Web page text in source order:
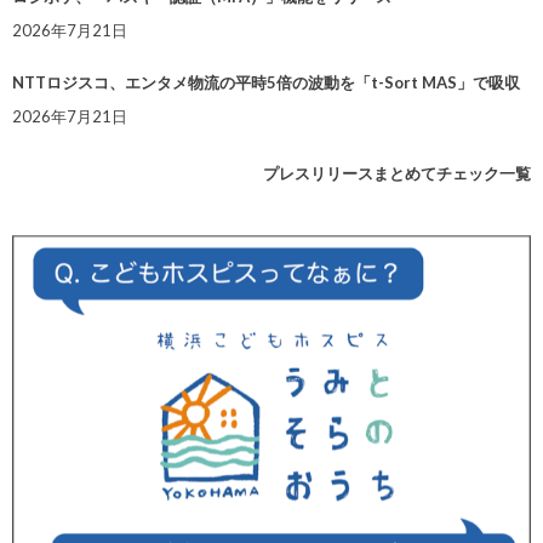
2026年7月21日
NTTロジスコ、エンタメ物流の平時5倍の波動を「t-Sort MAS」で吸収
2026年7月21日
プレスリリースまとめてチェック一覧